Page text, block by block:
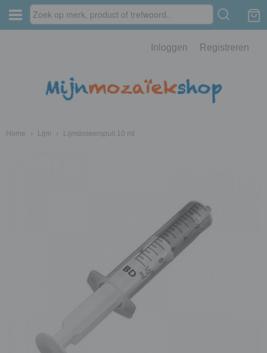
Inloggen Registreren
Home › Lijm › Lijmdoseerspuit 10 ml